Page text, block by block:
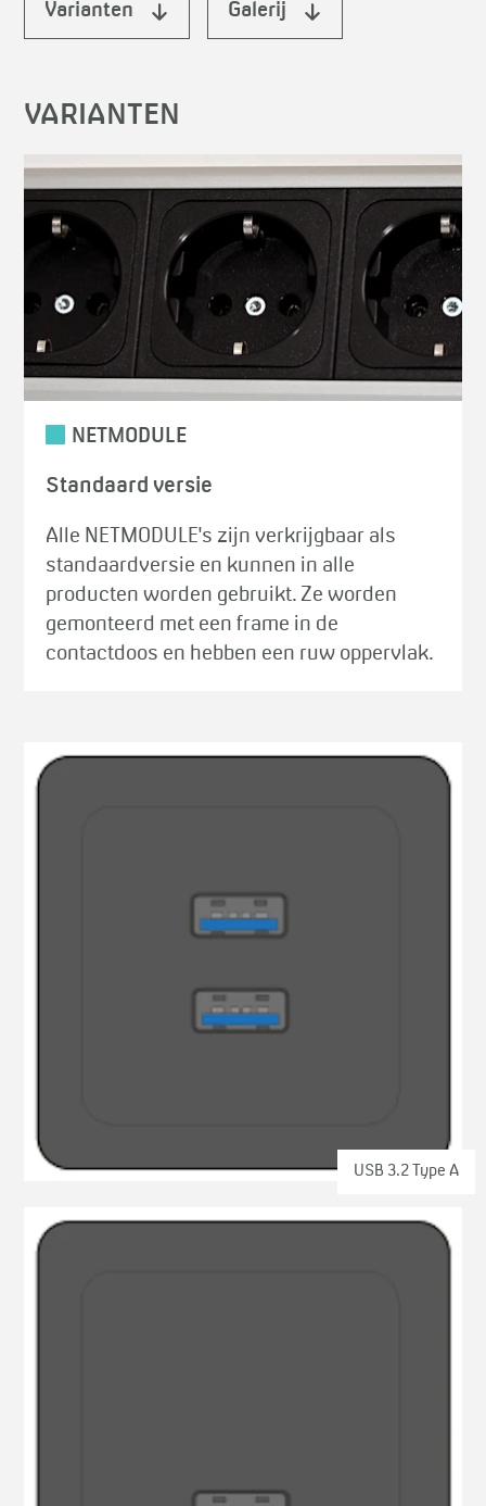
Varianten Galerij
VARIANTEN
NETMODULE
Standaard versie
Alle NETMODULE's zijn verkrijgbaar als
standaardversie en kunnen in alle
producten worden gebruikt. Ze worden
gemonteerd met een frame in de
contactdoos en hebben een ruw oppervlak.
USB 3.2 Type A